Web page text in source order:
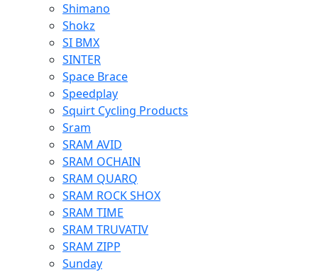
Shimano
Shokz
SI BMX
SINTER
Space Brace
Speedplay
Squirt Cycling Products
Sram
SRAM AVID
SRAM OCHAIN
SRAM QUARQ
SRAM ROCK SHOX
SRAM TIME
SRAM TRUVATIV
SRAM ZIPP
Sunday